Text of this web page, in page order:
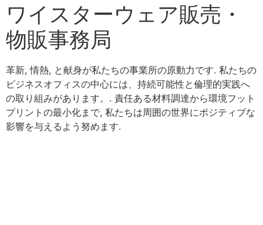
ワイスターウェア販売・
物販事務局
革新, 情熱, と献身が私たちの事業所の原動力です. 私たちの
ビジネスオフィスの中心には、持続可能性と倫理的実践へ
の取り組みがあります。. 責任ある材料調達から環境フット
プリントの最小化まで, 私たちは周囲の世界にポジティブな
影響を与えるよう努めます.